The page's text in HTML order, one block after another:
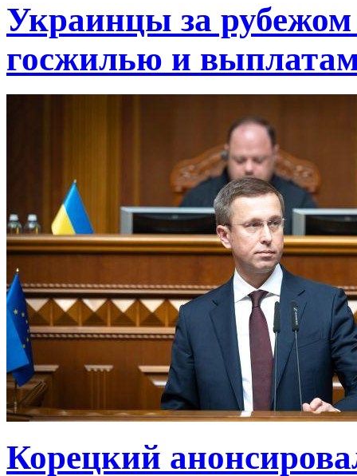
Украинцы за рубежом
госжилью и
Корецкий